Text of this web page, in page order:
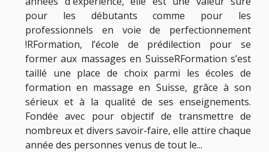
pour les débutants comme pour les
professionnels en voie de perfectionnement
!RFormation, l’école de prédilection pour se
former aux massages en SuisseRFormation s’est
taillé une place de choix parmi les écoles de
formation en massage en Suisse, grâce à son
sérieux et à la qualité de ses enseignements.
Fondée avec pour objectif de transmettre de
nombreux et divers savoir-faire, elle attire chaque
année des personnes venus de tout le...